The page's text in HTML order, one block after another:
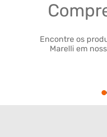
Encontre os
Marelli em
1